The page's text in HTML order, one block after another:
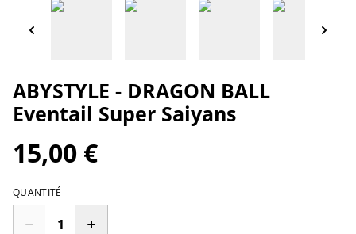
ABYSTYLE - DRAGON BALL
Eventail Super Saiyans
15,00 €
QUANTITÉ